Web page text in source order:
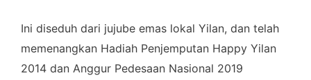
Ini diseduh dari jujube emas lokal Yilan, dan telah
memenangkan Hadiah Penjemputan Happy Yilan
2014 dan Anggur Pedesaan Nasional 2019